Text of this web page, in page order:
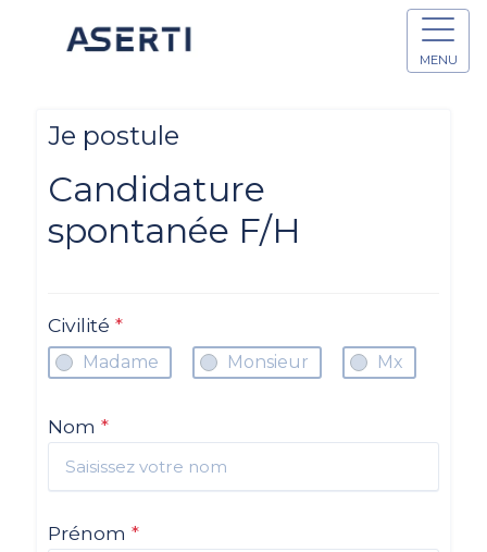
MENU
Je postule
Candidature
spontanée F/H
Civilité *
Madame Monsieur Mx
Nom *
Prénom *